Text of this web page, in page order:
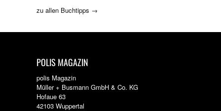
zu allen Buchtipps →
POLIS MAGAZIN
polis Magazin
Müller + Busmann GmbH & Co. KG
Hofaue 63
42103 Wuppertal